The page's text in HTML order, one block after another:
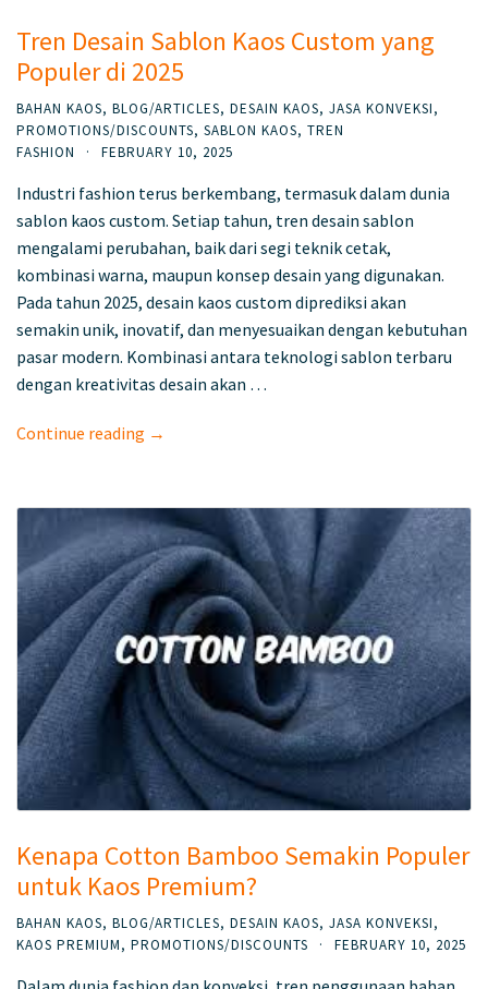
Tren Desain Sablon Kaos Custom yang
Populer di 2025
BAHAN KAOS, BLOG/ARTICLES, DESAIN KAOS, JASA KONVEKSI,
PROMOTIONS/DISCOUNTS, SABLON KAOS, TREN
FASHION
· FEBRUARY 10, 2025
Industri fashion terus berkembang, termasuk dalam dunia
sablon kaos custom. Setiap tahun, tren desain sablon
mengalami perubahan, baik dari segi teknik cetak,
kombinasi warna, maupun konsep desain yang digunakan.
Pada tahun 2025, desain kaos custom diprediksi akan
semakin unik, inovatif, dan menyesuaikan dengan kebutuhan
pasar modern. Kombinasi antara teknologi sablon terbaru
dengan kreativitas desain akan …
Continue reading →
Kenapa Cotton Bamboo Semakin Populer
untuk Kaos Premium?
BAHAN KAOS, BLOG/ARTICLES, DESAIN KAOS, JASA KONVEKSI,
KAOS PREMIUM, PROMOTIONS/DISCOUNTS · FEBRUARY 10, 2025